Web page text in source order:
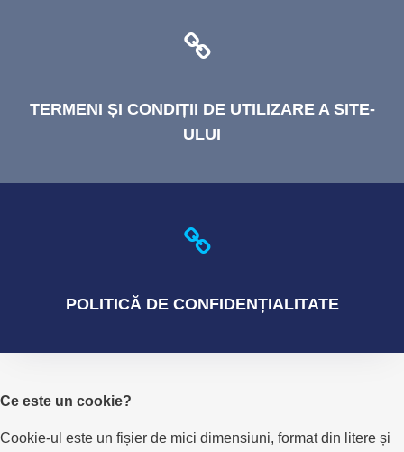
TERMENI ȘI CONDIȚII DE UTILIZARE A SITE-
ULUI
POLITICĂDE CONFIDENȚIALITATE
Ce este un cookie?
Cookie-ul este un fișier de mici dimensiuni, format din litere și